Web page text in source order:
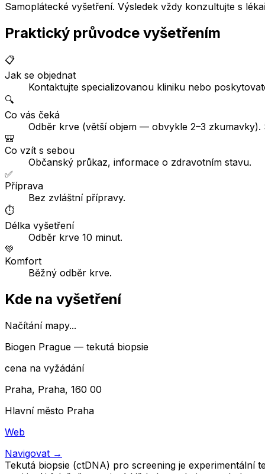
Samoplátecké vyšetření. Výsledek vždy konzultujte s
Praktický průvodce vyšetřením
📋
Jak se objednat
Kontaktujte specializovanou kliniku nebo
🔍
Co vás čeká
Odběr krve (větší objem — obvykle 2–3
🎒
Co vzít s sebou
Občanský průkaz, informace o zdravotním stavu.
✅
Příprava
Bez zvláštní přípravy.
⏱️
Délka vyšetření
Odběr krve 10 minut.
💚
Komfort
Běžný odběr krve.
Kde na vyšetření
Načítání mapy...
Biogen Prague — tekutá biopsie
cena na vyžádání
Praha, Praha, 160 00
Hlavní město Praha
Web
Navigovat →
Tekutá biopsie (ctDNA) pro screening je experimentální